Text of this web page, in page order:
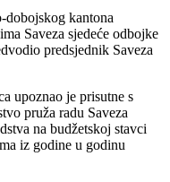
dobojskog kantona
Saveza sjedeće odbojke
predsjednik Saveza
upoznao je prisutne s
pruža radu Saveza
na budžetskoj stavci
iz godine u godinu